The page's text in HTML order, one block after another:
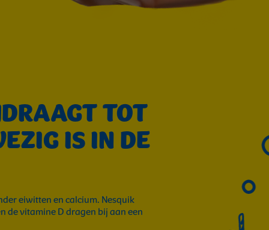
TOT
IS IN DE
eiwitten en calcium. Nesquik
de vitamine D dragen bij aan een